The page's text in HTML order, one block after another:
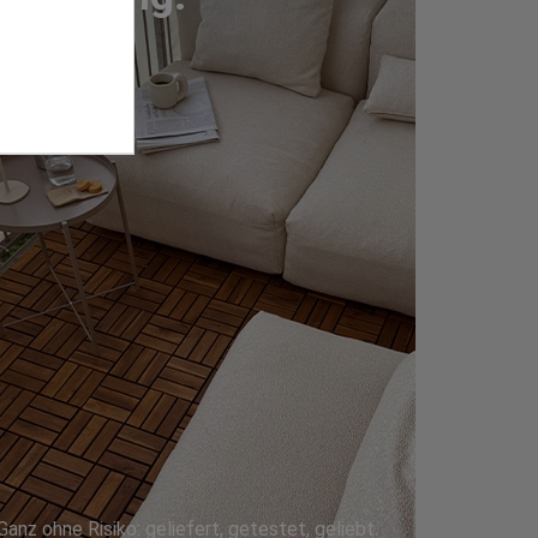
ohne Risiko: geliefert, getestet, geliebt.